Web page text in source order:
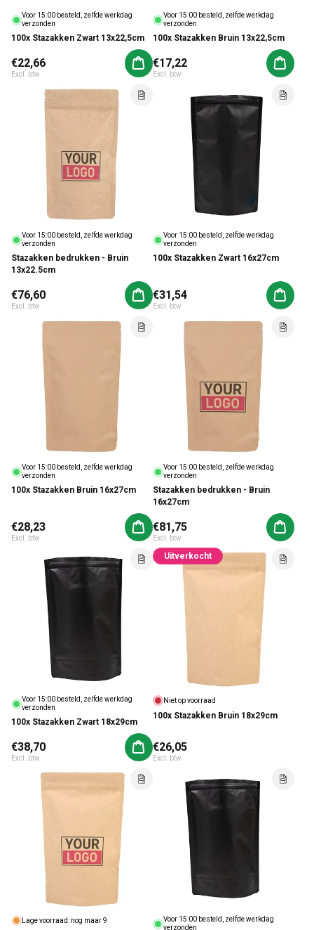
Voor 15:00 besteld, zelfde werkdag
verzonden
100x Stazakken Zwart 13x22,5cm
Normale prijs
€22,66
Excl. btw
Aan winkelwagen toevoegen
Voor 15:00 besteld, zelfde werkdag
verzonden
100x Stazakken Bruin 13x22,5cm
Normale prijs
€17,22
Excl. btw
Aan
Voor 15:00 besteld, zelfde werkdag
verzonden
Stazakken bedrukken - Bruin
13x22.5cm
Normale prijs
€76,60
Excl. btw
Aan winkelwagen toevoegen
Voor 15:00 besteld, zelfde werkdag
verzonden
100x Stazakken Zwart 16x27cm
Normale prijs
€31,54
Excl. btw
Aan
Voor 15:00 besteld, zelfde werkdag
verzonden
100x Stazakken Bruin 16x27cm
Normale prijs
€28,23
Excl. btw
Aan winkelwagen toevoegen
Voor 15:00 besteld, zelfde werkdag
verzonden
Stazakken bedrukken - Bruin
16x27cm
Normale prijs
€81,75
Excl. btw
Aan
Voor 15:00 besteld, zelfde werkdag
verzonden
100x Stazakken Zwart 18x29cm
Normale prijs
€38,70
Excl. btw
Aan winkelwagen toevoegen
Uitverkocht
Niet op voorraad
100x Stazakken Bruin 18x29cm
Normale prijs
€26,05
Excl. btw
Lage voorraad: nog maar 9
Voor 15:00 besteld, zelfde werkdag
verzonden